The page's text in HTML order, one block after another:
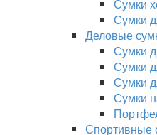
Сумки
Сумки
Деловые
Сумки
Сумки
Сумки
Сумки
Спортивные